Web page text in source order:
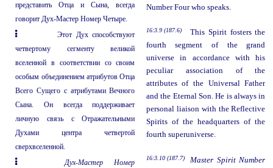
представить Отца и Сына, всегда
говорит Дух-Мастер Номер Четыре.
Number Four who speaks.
Этот Дух способствуют
четвертому сегменту великой
вселенной в соответствии со своим
особым объединением атрибутов Отца
Всего Сущего с атрибутами Вечного
Сына. Он всегда поддерживает
личную связь с Отражательными
Духами центра четвертой
сверхвселенной.
16:3.9 (187.6)
This Spirit fosters the
fourth segment of the grand
universe in accordance with his
peculiar association of the
attributes of the Universal Father
and the Eternal Son. He is always in
personal liaison with the Reflective
Spirits of the headquarters of the
fourth superuniverse.
Дух-Мастер Номер
16:3.10 (187.7)
Master Spirit Number